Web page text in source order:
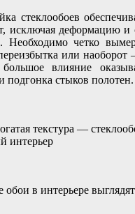
стеклообоев
исключая деформацию и
Необходимо четко
или наоборот
влияние
подгонка стыков полотен.
текстура —
интерьер
в интерьере